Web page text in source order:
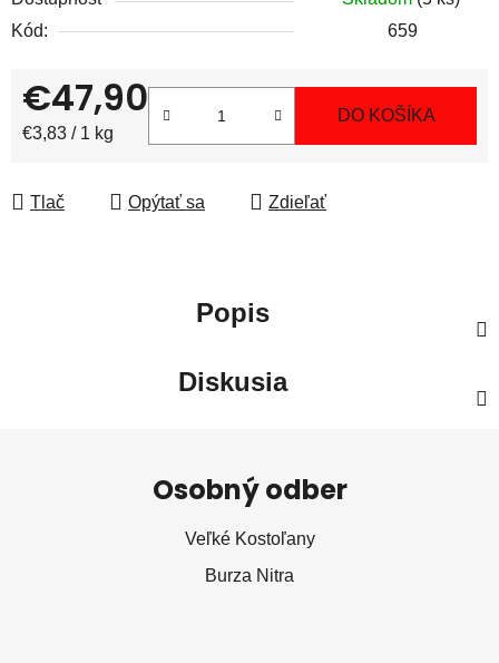
Kód:
659
€47,90
Jednotková cena:
€3,83 / 1 kg
DO KOŠÍKA
Tlač Opýtať sa Zdieľať
Popis
Diskusia
Osobný odber
Veľké Kostoľany
Burza Nitra